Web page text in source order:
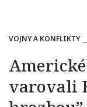
VOJNY A KONFLIKTY
varovali